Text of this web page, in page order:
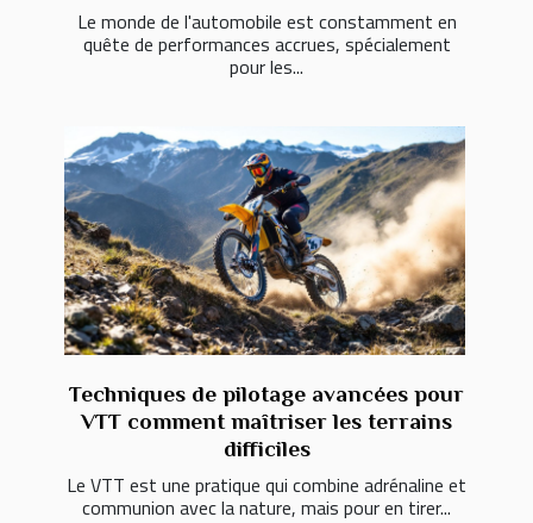
Le monde de l'automobile est constamment en
quête de performances accrues, spécialement
pour les...
Techniques de pilotage avancées pour
VTT comment maîtriser les terrains
difficiles
Le VTT est une pratique qui combine adrénaline et
communion avec la nature, mais pour en tirer...